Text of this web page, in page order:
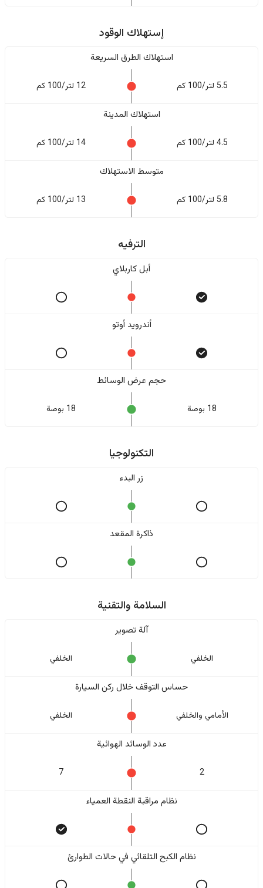
إستهلاك الوقود
استهلاك الطرق السريعة
5.5 لتر/100 كم 12 لتر/100 كم
استهلاك المدينة
4.5 لتر/100 كم 14 لتر/100 كم
متوسط الاستهلاك
5.8 لتر/100 كم 13 لتر/100 كم
الترفيه
أبل كاربلاي
أندرويد أوتو
حجم عرض الوسائط
18 بوصة 18 بوصة
التكنولوجيا
زر البدء
ذاكرة المقعد
السلامة والتقنية
آلة تصوير
الخلفي الخلفي
حساس التوقف خلال ركن السيارة
الأمامي والخلفي الخلفي
عدد الوسائد الهوائية
2
7
نظام مراقبة النقطة العمياء
نظام الكبح التلقائي في حالات الطوارئ